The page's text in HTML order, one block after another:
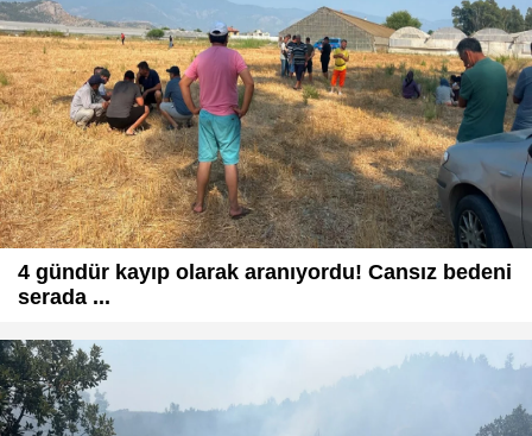
4 gündür kayıp olarak aranıyordu! Cansız bedeni
serada ...